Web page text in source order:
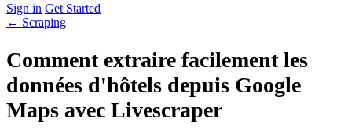
Sign in Get Started
← Scraping
Comment extraire facilement les
données d'hôtels depuis Google
Maps avec Livescraper